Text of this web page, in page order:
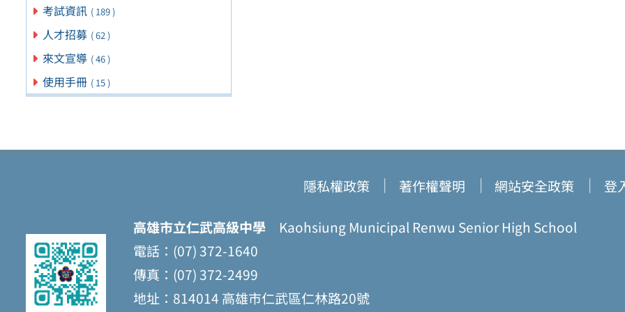
考試資訊 ( 189 )
人才招募 ( 62 )
來文宣導 ( 46 )
使用手冊 ( 15 )
隱私權政策 著作權聲明 網站安全政策 登
高雄市立仁武高級中學 Kaohsiung Municipal Renwu Senior High School
電話：(07) 372-1640
傳真：(07) 372-2499
地址：814014 高雄市仁武區仁林路20號